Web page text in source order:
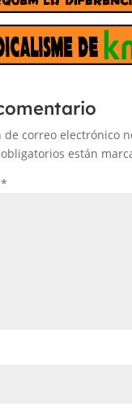
de correo electrónico
están
*